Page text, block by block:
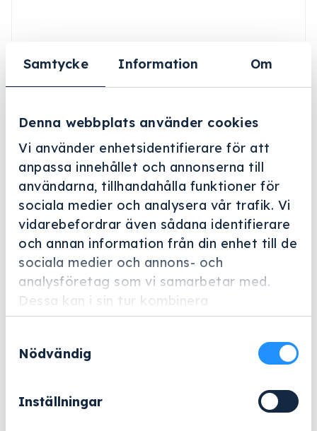
Samtycke Information Om
Denna webbplats använder cookies
Vi använder enhetsidentifierare för att
anpassa innehållet och annonserna till
användarna, tillhandahålla funktioner för
sociala medier och analysera vår trafik. Vi
vidarebefordrar även sådana identifierare
och annan information från din enhet till de
sociala medier och annons- och
analysföretag som vi samarbetar med.
Dessa kan i sin tur kombinera
informationen med annan information som
samlat in när du har använt deras tjänster.
Nödvändig
Inställningar
Helskärm
Harry Holms
Instrumentkorg inkl.lock
60x60x45
Exklusive moms.